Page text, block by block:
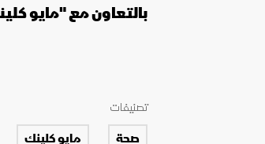
بالتعاون مع "مايو
تصنيفات
صحة مايو كلينك